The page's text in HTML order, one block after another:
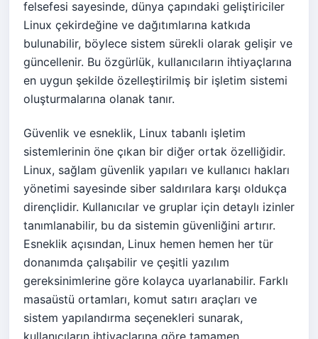
felsefesi sayesinde, dünya çapındaki geliştiriciler
Linux çekirdeğine ve dağıtımlarına katkıda
bulunabilir, böylece sistem sürekli olarak gelişir ve
güncellenir. Bu özgürlük, kullanıcıların ihtiyaçlarına
en uygun şekilde özelleştirilmiş bir işletim sistemi
oluşturmalarına olanak tanır.
Güvenlik ve esneklik, Linux tabanlı işletim
sistemlerinin öne çıkan bir diğer ortak özelliğidir.
Linux, sağlam güvenlik yapıları ve kullanıcı hakları
yönetimi sayesinde siber saldırılara karşı oldukça
dirençlidir. Kullanıcılar ve gruplar için detaylı izinler
tanımlanabilir, bu da sistemin güvenliğini artırır.
Esneklik açısından, Linux hemen hemen her tür
donanımda çalışabilir ve çeşitli yazılım
gereksinimlerine göre kolayca uyarlanabilir. Farklı
masaüstü ortamları, komut satırı araçları ve
sistem yapılandırma seçenekleri sunarak,